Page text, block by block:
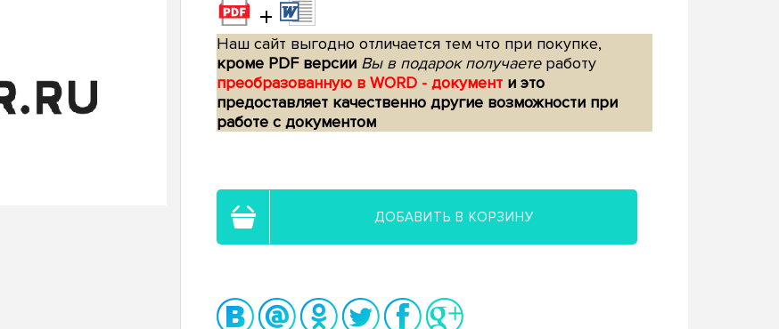
+
Наш сайт выгодно отличается тем что при покупке,
кроме PDF версии Вы в подарок получаетеработу
преобразованную в WORD - документ и это
предоставляет качественно другие возможности при
работе с документом
ДОБАВИТЬ В КОРЗИНУ